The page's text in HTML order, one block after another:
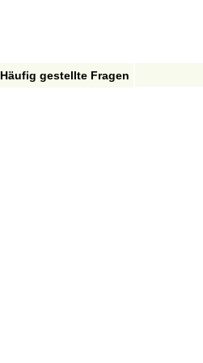
Häufig gestellte Fragen